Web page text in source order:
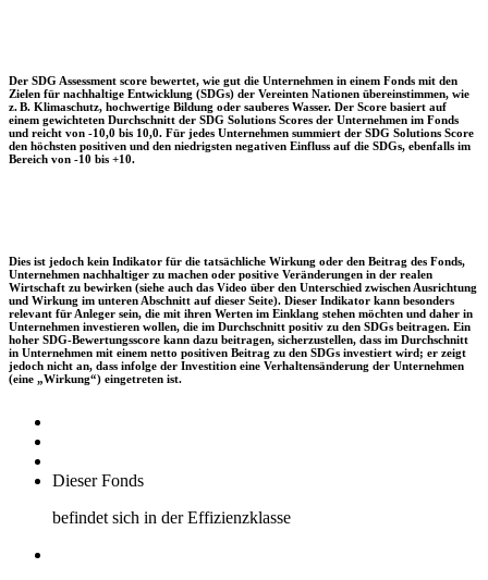
Der SDG Assessment score bewertet, wie gut die Unternehmen in einem Fonds mit den
Zielen für nachhaltige Entwicklung (SDGs) der Vereinten Nationen übereinstimmen, wie
z. B. Klimaschutz, hochwertige Bildung oder sauberes Wasser. Der Score basiert auf
einem gewichteten Durchschnitt der SDG Solutions Scores der Unternehmen im Fonds
und reicht von -10,0 bis 10,0. Für jedes Unternehmen summiert der SDG Solutions Score
den höchsten positiven und den niedrigsten negativen Einfluss auf die SDGs, ebenfalls im
Bereich von -10 bis +10.
Dies ist jedoch kein Indikator für die tatsächliche Wirkung oder den Beitrag des Fonds,
Unternehmen nachhaltiger zu machen oder positive Veränderungen in der realen
Wirtschaft zu bewirken (siehe auch das Video über den Unterschied zwischen Ausrichtung
und Wirkung im unteren Abschnitt auf dieser Seite). Dieser Indikator kann besonders
relevant für Anleger sein, die mit ihren Werten im Einklang stehen möchten und daher in
Unternehmen investieren wollen, die im Durchschnitt positiv zu den SDGs beitragen. Ein
hoher SDG-Bewertungsscore kann dazu beitragen, sicherzustellen, dass im Durchschnitt
in Unternehmen mit einem netto positiven Beitrag zu den SDGs investiert wird; er zeigt
jedoch nicht an, dass infolge der Investition eine Verhaltensänderung der Unternehmen
(eine „Wirkung“) eingetreten ist.
Dieser Fonds
befindet sich in der Effizienzklasse